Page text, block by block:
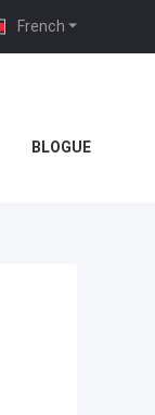
French
BLOGUE